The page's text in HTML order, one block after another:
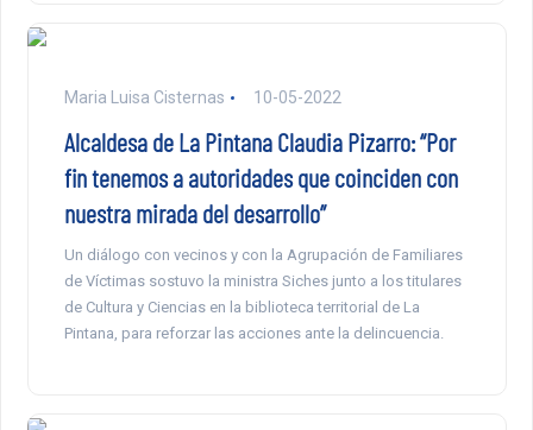
Maria Luisa Cisternas 10-05-2022
Alcaldesa de La Pintana Claudia Pizarro: “Por
fin tenemos a autoridades que coinciden con
nuestra mirada del desarrollo”
Un diálogo con vecinos y con la Agrupación de Familiares
de Víctimas sostuvo la ministra Siches junto a los titulares
de Cultura y Ciencias en la biblioteca territorial de La
Pintana, para reforzar las acciones ante la delincuencia.